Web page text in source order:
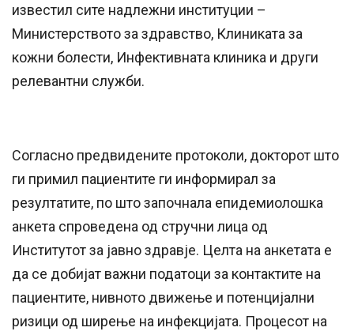
известил сите надлежни институции –
Министерството за здравство, Клиниката за
кожни болести, Инфективната клиника и други
релевантни служби.
Согласно предвидените протоколи, докторот што
ги примил пациентите ги информирал за
резултатите, по што започнала епидемиолошка
анкета спроведена од стручни лица од
Институтот за јавно здравје. Целта на анкетата е
да се добијат важни податоци за контактите на
пациентите, нивното движење и потенцијални
ризици од ширење на инфекцијата. Процесот на